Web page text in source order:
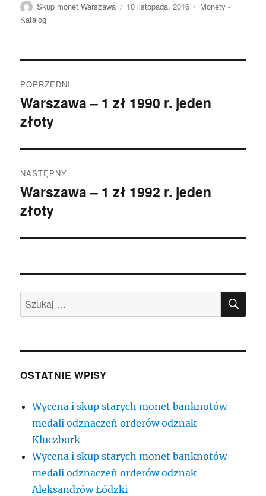
Autor
Skup monet Warszawa
Data
10 listopada, 2016 Kategorie
Monety -
Katalog
wpisu
POPRZEDNI
Poprzedni
wpis:
Warszawa – 1 zł 1990 r. jeden
złoty
NASTĘPNY
Następny
wpis:
Warszawa – 1 zł 1992 r. jeden
złoty
Szukaj:
OSTATNIE WPISY
Wycena i skup starych monet banknotów
medali odznaczeń orderów odznak
Kluczbork
Wycena i skup starych monet banknotów
medali odznaczeń orderów odznak
Aleksandrów Łódzki